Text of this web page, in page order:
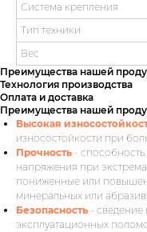
Система крепления
Тип техники
Вес
Преимущества нашей
Технология производства
Оплата и доставка
Преимущества нашей
Высокая
износостойкости при
Прочность -
напряжения при
пониженные или
минеральных или
Безопасность - сведение
эксплуатационных